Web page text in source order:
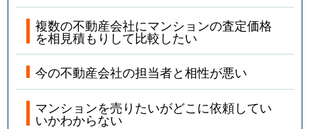
複数の不動産会社にマンションの査定価格
を相見積もりして比較したい
今の不動産会社の担当者と相性が悪い
マンションを売りたいがどこに依頼してい
いかわからない